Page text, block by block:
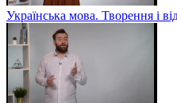
Українська мова. Творення і